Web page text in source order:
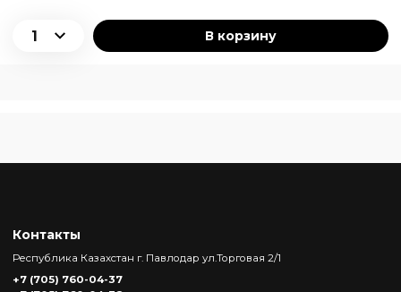
В корзину
Контакты
Республика Казахстан г. Павлодар ул.Торговая 2/1
+7 (705) 760-04-37